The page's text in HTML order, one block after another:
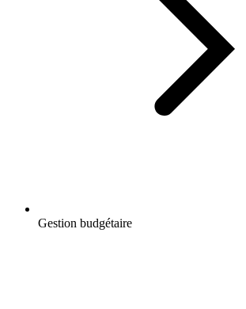
Gestion budgétaire